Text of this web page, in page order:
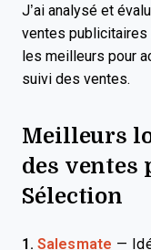
J’ai analysé et
ventes
les meilleurs pour
suivi des ventes.
Meilleurs
des
Sélection
1. Salesmate —